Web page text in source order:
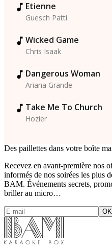
Etienne
Guesch Patti
Wicked Game
Chris Isaak
Dangerous Woman
Ariana Grande
Take Me To Church
Hozier
Des paillettes dans votre boîte
Recevez en avant-première nos
informés de nos soirées les plus
BAM. Événements secrets,
briller au micro…